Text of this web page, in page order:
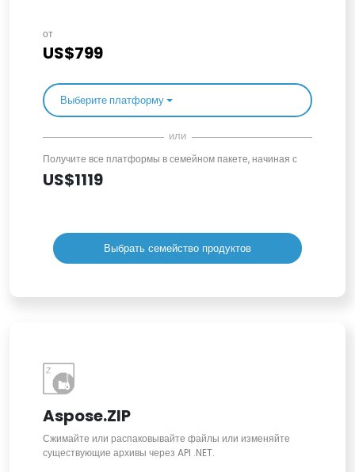
от
US$799
Выберите платформу
или
Получите все платформы в семейном пакете, начиная с
US$1119
Выбрать семейство продуктов
Aspose.ZIP
Сжимайте или распаковывайте файлы или изменяйте
существующие архивы через API .NET.